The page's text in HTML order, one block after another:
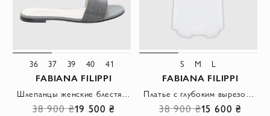
36 37 39 40 41
FABIANA FILIPPI
Шлепанцы женские блестящие серые
38 900 ₴19 500 ₴
S M L
FABIANA FILIPPI
Платье с глубоким вырезом на бретелях и плавной линией подола из струящейся ткани
38 900 ₴15 600 ₴